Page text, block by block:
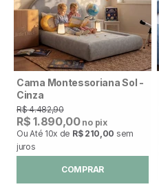
Cama Montessoriana Sol -
Cinza
R$ 4.482,90
R$ 1.890,00no pix
Ou Até 10x de R$ 210,00 sem
juros
COMPRAR